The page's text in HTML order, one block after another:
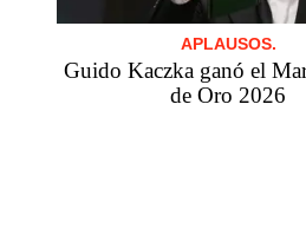
APLAUSOS.
Guido Kaczka ganó el
de Oro 2026